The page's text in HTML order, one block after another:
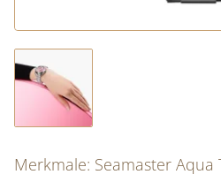
Merkmale: Seamaster Aqua